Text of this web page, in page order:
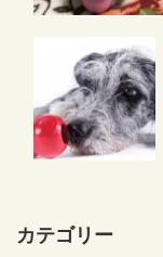
カテゴリー